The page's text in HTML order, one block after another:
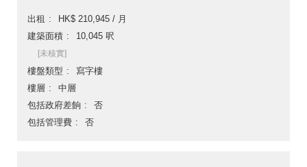
出租
HK$ 210,945 / 月
建築面積
10,045 呎
[未核實]
樓盤類型
寫字樓
樓層
中層
包括政府差餉
否
包括管理費
否